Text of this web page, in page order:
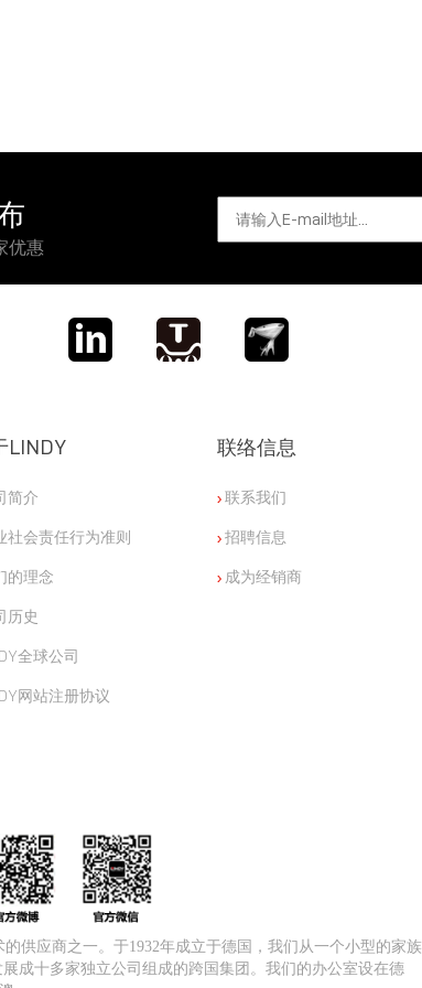
优惠
LINDY
简介
社会责任行为准则
的理念
历史
全球公司
网站注册协议
联络信息
联系我们
招聘信息
成为经销商
供应商之一。于1932年成立于德国，我们从一个小型的家族
成十多家独立公司组成的跨国集团。我们的办公室设在德